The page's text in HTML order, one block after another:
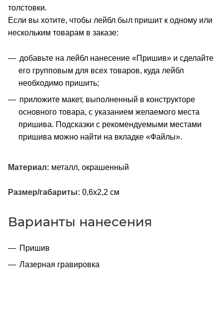
толстовки.
Если вы хотите, чтобы лейбл был пришит к одному или
нескольким товарам в заказе:
добавьте на лейбл нанесение «Пришив» и сделайте
его групповым для всех товаров, куда лейбл
необходимо пришить;
приложите макет, выполненный в конструкторе
основного товара, с указанием желаемого места
пришива. Подсказки с рекомендуемыми местами
пришива можно найти на вкладке «Файлы».
Материал: металл, окрашенный
Размер/габариты: 0,6х2,2 см
Варианты нанесения
Пришив
Лазерная гравировка